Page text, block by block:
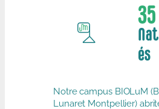
35
és
Notre campus BIOLuM
Lunaret Montpellier)